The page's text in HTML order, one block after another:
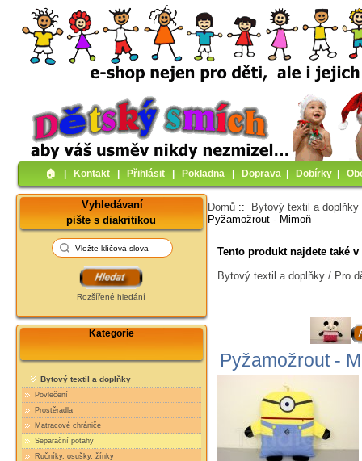
🏠︎ Kontakt Přihlásit Pokladna Doprava Dobírky
Vyhledávaní
pište s diakritikou
Rozšířené hledání
Kategorie
Bytový textil a doplňky
Povlečení
Prostěradla
Matracové chrániče
Separační potahy
Ručníky, osušky, žínky
Domů :: Bytový textil a doplňky
Pyžamožrout - Mimoň
Tento produkt najdete také
Bytový textil a doplňky / Pro
Pyžamožrout -